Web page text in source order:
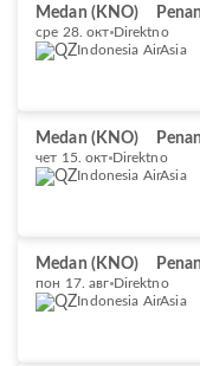
Medan (KNO)
сре 28. окт Direktno
Indonesia AirAsia
Medan (KNO)
чет 15. окт Direktno
Indonesia AirAsia
Medan (KNO)
пон 17. авг Direktno
Indonesia AirAsia